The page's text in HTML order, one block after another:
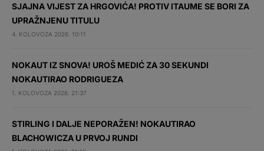
SJAJNA VIJEST ZA HRGOVIĆA! PROTIV ITAUME SE BORI ZA
UPRAŽNJENU TITULU
4. KOLOVOZA 2026. 10:11
NOKAUT IZ SNOVA! UROŠ MEDIĆ ZA 30 SEKUNDI
NOKAUTIRAO RODRIGUEZA
1. KOLOVOZA 2026. 21:37
STIRLING I DALJE NEPORAŽEN! NOKAUTIRAO
BLACHOWICZA U PRVOJ RUNDI